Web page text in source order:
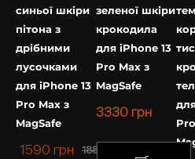
синьої шкіри
пітона з
дрібними
лусочками
для iPhone 13
Pro Max з
MagSafe
1880
1590 грн
зеленої шкіри
крокодила
для iPhone 13
Pro Max з
MagSafe
3330 грн